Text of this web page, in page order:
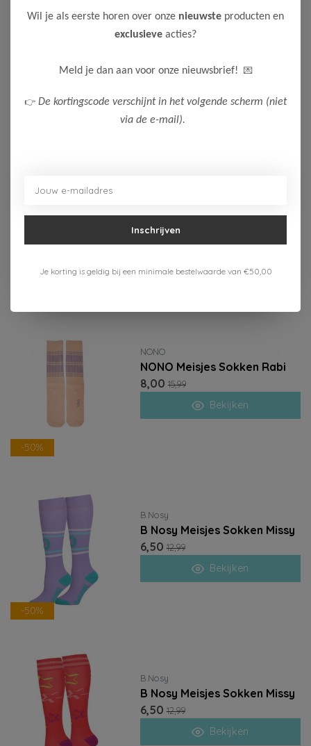
NoBell'
NoBell' Meisjes Sokken
7,50 14,99
RHONDA
9,00 17,99
-50%
NONO
NONO Meisjes Sokken Rabi
8,00 15,99
Bekijken
-50%
B.Nosy
B Nosy Meisjes Sokken Missy
6,50 12,99
Bekijken
B.Nosy
B Nosy Meisjes Sokken Missy
6,50 12,99
Bekijken
Wil je als eerste horen over onze nieuwste producten en
exclusieve acties?
Meld je dan aan voor onze nieuwsbrief! 💌
👉 De kortingscode verschijnt in het volgende scherm (niet
via de e-mail).
Inschrijven
Je korting is geldig bij een minimale bestelwaarde van €50,00